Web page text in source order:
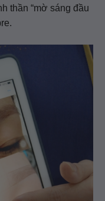
thần “mờ sáng đầu